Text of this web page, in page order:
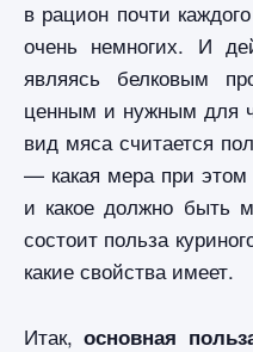
в рацион почти
очень немногих. И
являясь белковым
ценным и нужным для
вид мяса считается
— какая мера при этом
и какое должно быть
состоит польза
какие свойства имеет.
Итак,основная